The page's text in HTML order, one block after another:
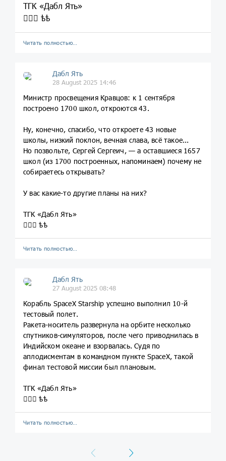
ТГК «Дабл Ять»
💁🏼‍♀️ ѣѣ
Читать полностью…
Дабл Ять
28 August 2025 14:46
Министр просвещения Кравцов: к 1 сентября
построено 1700 школ, откроются 43.
Ну, конечно, спасибо, что откроете 43 новые
школы, низкий поклон, вечная слава, всё такое...
Но позвольте, Сергей Сергеич, — а оставшиеся 1657
школ (из 1700 построенных, напоминаем) почему не
собираетесь открывать?
У вас какие-то другие планы на них?
ТГК «Дабл Ять»
💁🏼‍♀️ ѣѣ
Читать полностью…
Дабл Ять
27 August 2025 08:48
Корабль SpaceX Starship успешно выполнил 10-й
тестовый полет.
Ракета-носитель развернула на орбите несколько
спутников-симуляторов, после чего приводнилась в
Индийском океане и взорвалась. Судя по
аплодисментам в командном пункте SpaceX, такой
финал тестовой миссии был плановым.
ТГК «Дабл Ять»
💁🏼‍♀️ ѣѣ
Читать полностью…
PreviousNext